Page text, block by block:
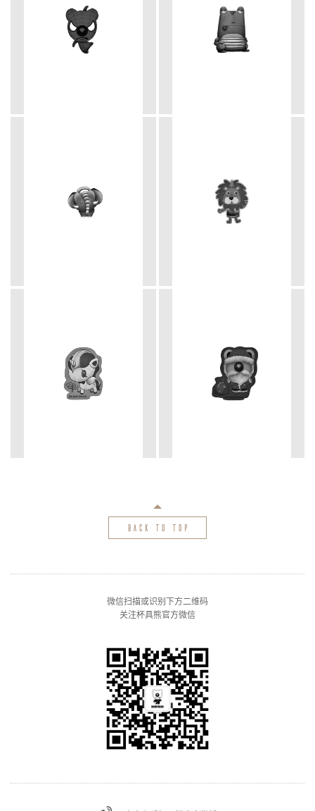
back to top
微信扫描或识别下方二维码
关注杯具熊官方微信